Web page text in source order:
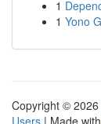
1
1 Yono
Copyright © 2026
Users | Made with